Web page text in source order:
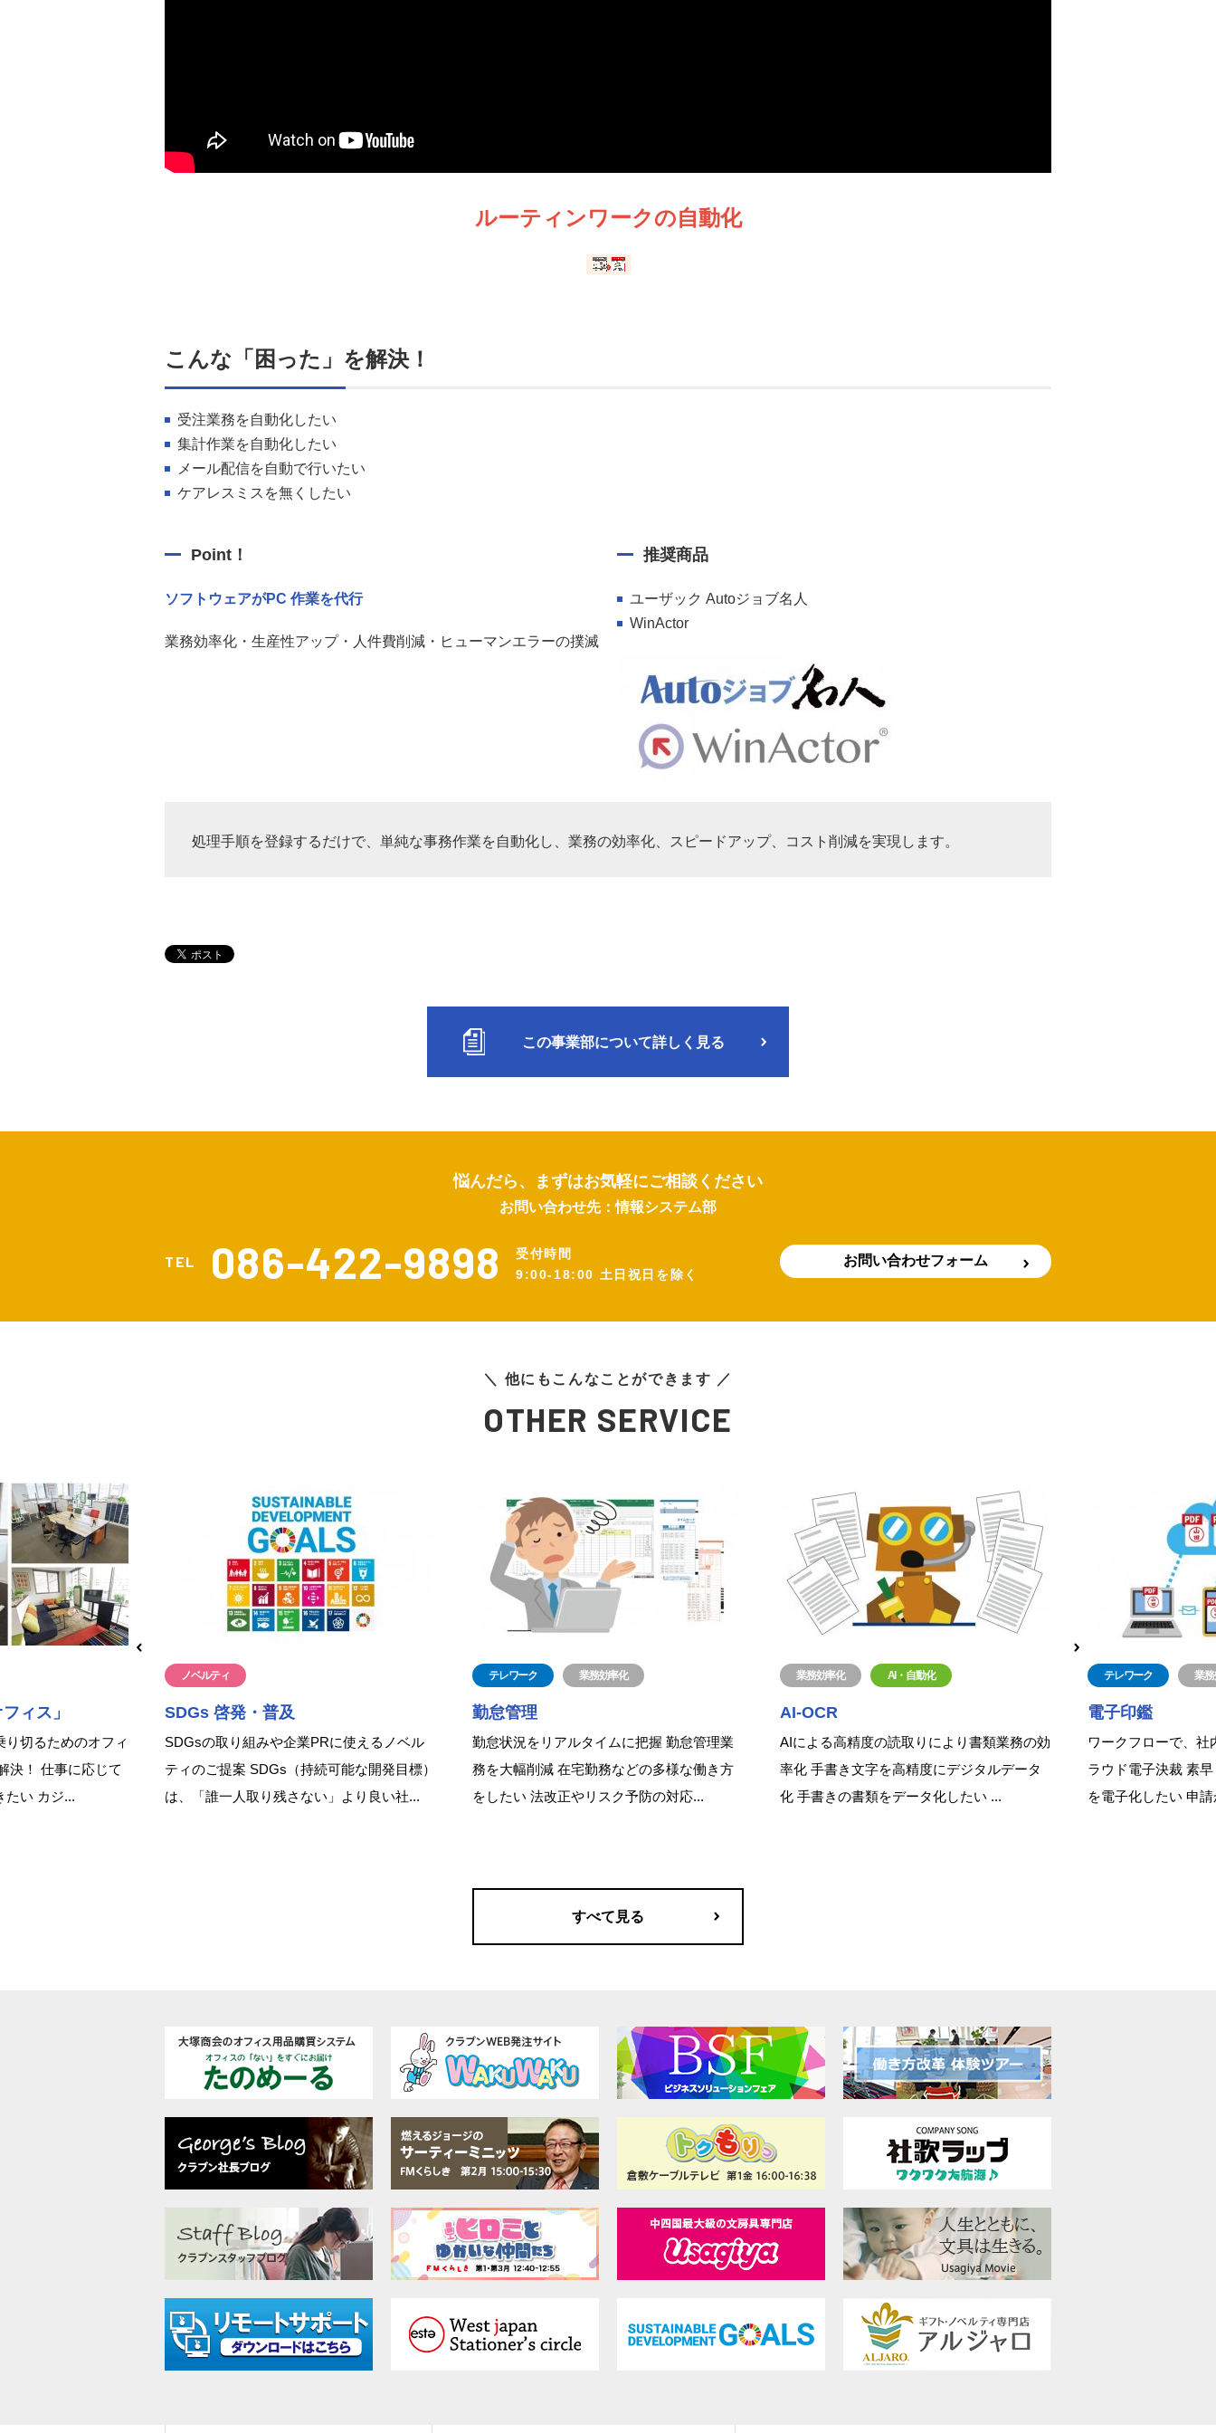
ルーティンワークの自動化
こんな「困った」を解決！
受注業務を自動化したい
集計作業を自動化したい
メール配信を自動で行いたい
ケアレスミスを無くしたい
Point！
ソフトウェアがPC 作業を代行
業務効率化・生産性アップ・人件費削減・ヒューマンエラーの撲滅
推奨商品
ユーザック Autoジョブ名人
WinActor
処理手順を登録するだけで、単純な事務作業を自動化し、業務の効率化、スピードアップ、コスト削減を実現します。
この事業部について詳しく見る
悩んだら、まずはお気軽にご相談ください
お問い合わせ先：情報システム部
TEL 086-422-9898
受付時間
9:00-18:00 土日祝日を除く
お問い合わせフォーム
＼ 他にもこんなことができます ／
OTHER SERVICE
ィス」
切るためのオフィ
決！ 仕事に応じて
たい カジ...
SDGs 啓発・普及
ノベルティ
SDGsの取り組みや企業PRに使えるノベル
ティのご提案 SDGs（持続可能な開発目標）
は、「誰一人取り残さない」より良い社...
勤怠管理
テレワーク 業務効率化
勤怠状況をリアルタイムに把握 勤怠管理業
務を大幅削減 在宅勤務などの多様な働き方
をしたい 法改正やリスク予防の対応...
AI-OCR
業務効率化 AI・自動化
AIによる高精度の読取りにより書類業務の効
率化 手書き文字を高精度にデジタルデータ
化 手書きの書類をデータ化したい ...
電子印鑑
テレワーク 業務
ワークフローで、社
ラウド電子決裁 素
を電子化したい 申
すべて見る